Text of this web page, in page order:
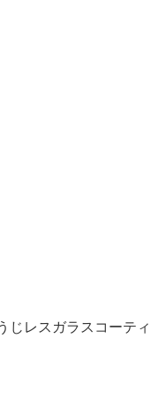
じレスガラスコーティ